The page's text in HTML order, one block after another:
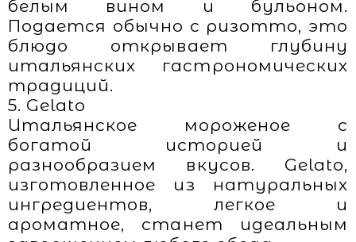
белым вином и бульоном.
Подается обычно с ризотто, это
блюдо открывает глубину
итальянских гастрономических
традиций.
5. Gelato
Итальянское мороженое с
богатой историей и
разнообразием вкусов. Gelato,
изготовленное из натуральных
ингредиентов, легкое и
ароматное, станет идеальным